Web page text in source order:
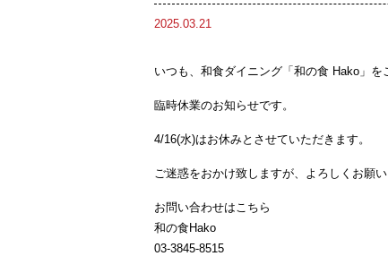
2025.03.21
いつも、和食ダイニング「和の食 Hako」を
臨時休業のお知らせです。
4/16(水)はお休みとさせていただきます。
ご迷惑をおかけ致しますが、よろしくお願い
お問い合わせはこちら
和の食Hako
03-3845-8515